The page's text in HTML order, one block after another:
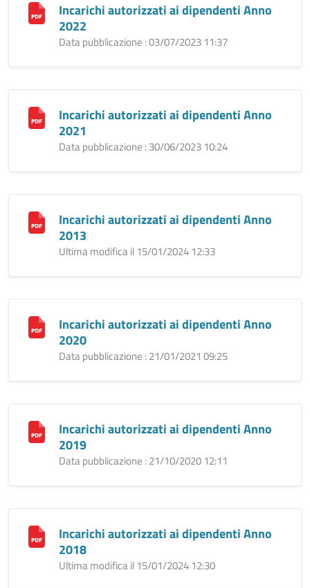
Incarichi autorizzati ai dipendenti Anno
2022
Data pubblicazione : 03/07/2023 11:37
Incarichi autorizzati ai dipendenti Anno
2021
Data pubblicazione : 30/06/2023 10:24
Incarichi autorizzati ai dipendenti Anno
2013
Ultima modifica il 15/01/2024 12:33
Incarichi autorizzati ai dipendenti Anno
2020
Data pubblicazione : 21/01/2021 09:25
Incarichi autorizzati ai dipendenti Anno
2019
Data pubblicazione : 21/10/2020 12:11
Incarichi autorizzati ai dipendenti Anno
2018
Ultima modifica il 15/01/2024 12:30